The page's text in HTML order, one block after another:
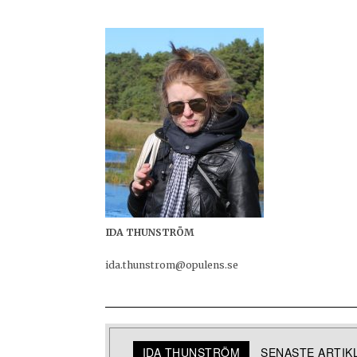
IDA THUNSTRÖM
ida.thunstrom@opulens.se
IDA THUNSTRÖM SENASTE